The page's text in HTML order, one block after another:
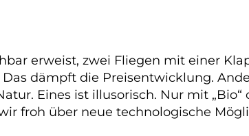
erweist, zwei Fliegen mit einer
dämpft die Preisentwicklung.
Eines ist illusorisch. Nur mit
froh über neue technologische